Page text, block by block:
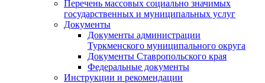
Перечень массовых социально значимых
государственных и муниципальных услуг
Документы
Документы администрации
Туркменского муниципального округа
Документы Ставропольского края
Федеральные документы
Инструкции и рекомендации